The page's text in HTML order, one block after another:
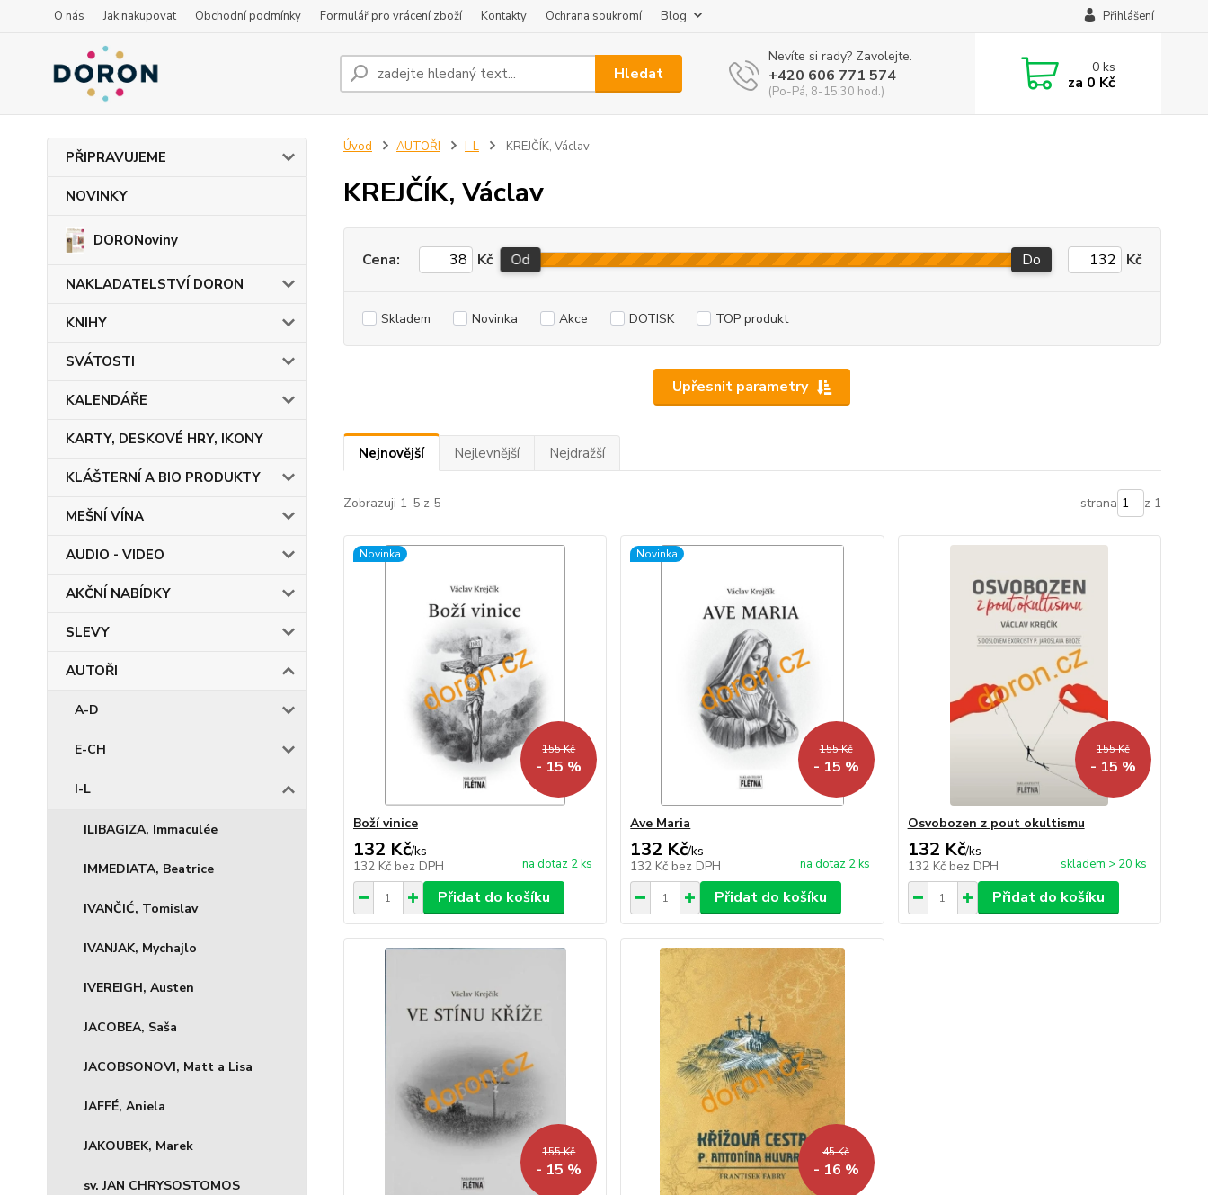
O nás Jak nakupovat Obchodní podmínky Formulář pro vrácení zboží Kontakty Ochrana soukromí Blog Přihlášení
Hledat
Nevíte si rady? Zavolejte.
+420 606 771 574
(Po-Pá, 8-15:30 hod.)
0ks
za 0 Kč
PŘIPRAVUJEME
NOVINKY
DORONoviny
NAKLADATELSTVÍ DORON
KNIHY
SVÁTOSTI
KALENDÁŘE
KARTY, DESKOVÉ HRY, IKONY
KLÁŠTERNÍ A BIO PRODUKTY
MEŠNÍ VÍNA
AUDIO - VIDEO
AKČNÍ NABÍDKY
SLEVY
AUTOŘI
A-D
E-CH
I-L
ILIBAGIZA, Immaculée
IMMEDIATA, Beatrice
IVANČIĆ, Tomislav
IVANJAK, Mychajlo
IVEREIGH, Austen
JACOBEA, Saša
JACOBSONOVI, Matt a Lisa
JAFFÉ, Aniela
JAKOUBEK, Marek
sv. JAN CHRYSOSTOMOS
Úvod AUTOŘI I-L KREJČÍK, Václav
KREJČÍK, Václav
Upřesnit parametry
Cena: Kč Od Do Kč
Skladem Novinka Akce DOTISK TOP produkt
Nejnovější Nejlevnější Nejdražší
Zobrazuji 1-5 z 5 strana z 1
Novinka
155 Kč
- 15 %
Boží vinice
132 Kč/ks
132 Kč bez DPH na dotaz 2 ks
Přidat do košíku
Novinka
155 Kč
- 15 %
Ave Maria
132 Kč/ks
132 Kč bez DPH na dotaz 2 ks
Přidat do košíku
155 Kč
- 15 %
Osvobozen z pout okultismu
132 Kč/ks
132 Kč bez DPH skladem > 20 ks
Přidat do košíku
155 Kč
- 15 %
45 Kč
- 16 %